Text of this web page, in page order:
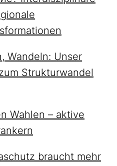
Wandeln: Unser
Strukturwandel
Wahlen – aktive
braucht mehr